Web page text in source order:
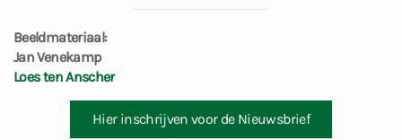
Beeldmateriaal:
Jan Venekamp
Loes ten Anscher
Hier inschrijven voor de Nieuwsbrief